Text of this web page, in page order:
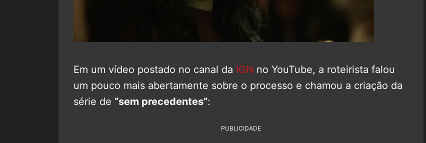
Em um vídeo postado no canal da IGN no YouTube, a roteirista falou
um pouco mais abertamente sobre o processo e chamou a criação da
série de “sem precedentes”:
PUBLICIDADE